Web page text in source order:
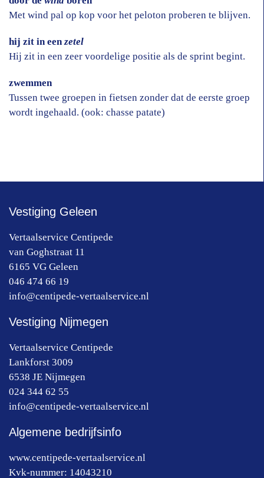
Met wind pal op kop voor het peloton proberen te blijven.
hij zit in eenzetel
Hij zit in een zeer voordelige positie als de sprint begint.
zwemmen
Tussen twee groepen in fietsen zonder dat de eerste groep
wordt ingehaald. (ook: chasse patate)
Vestiging Geleen
Vertaalservice Centipede
van Goghstraat 11
6165 VG Geleen
046 474 66 19
info@centipede-vertaalservice.nl
Vestiging Nijmegen
Vertaalservice Centipede
Lankforst 3009
6538 JE Nijmegen
024 344 62 55
info@centipede-vertaalservice.nl
Algemene bedrijfsinfo
www.centipede-vertaalservice.nl
Kvk-nummer: 14043210